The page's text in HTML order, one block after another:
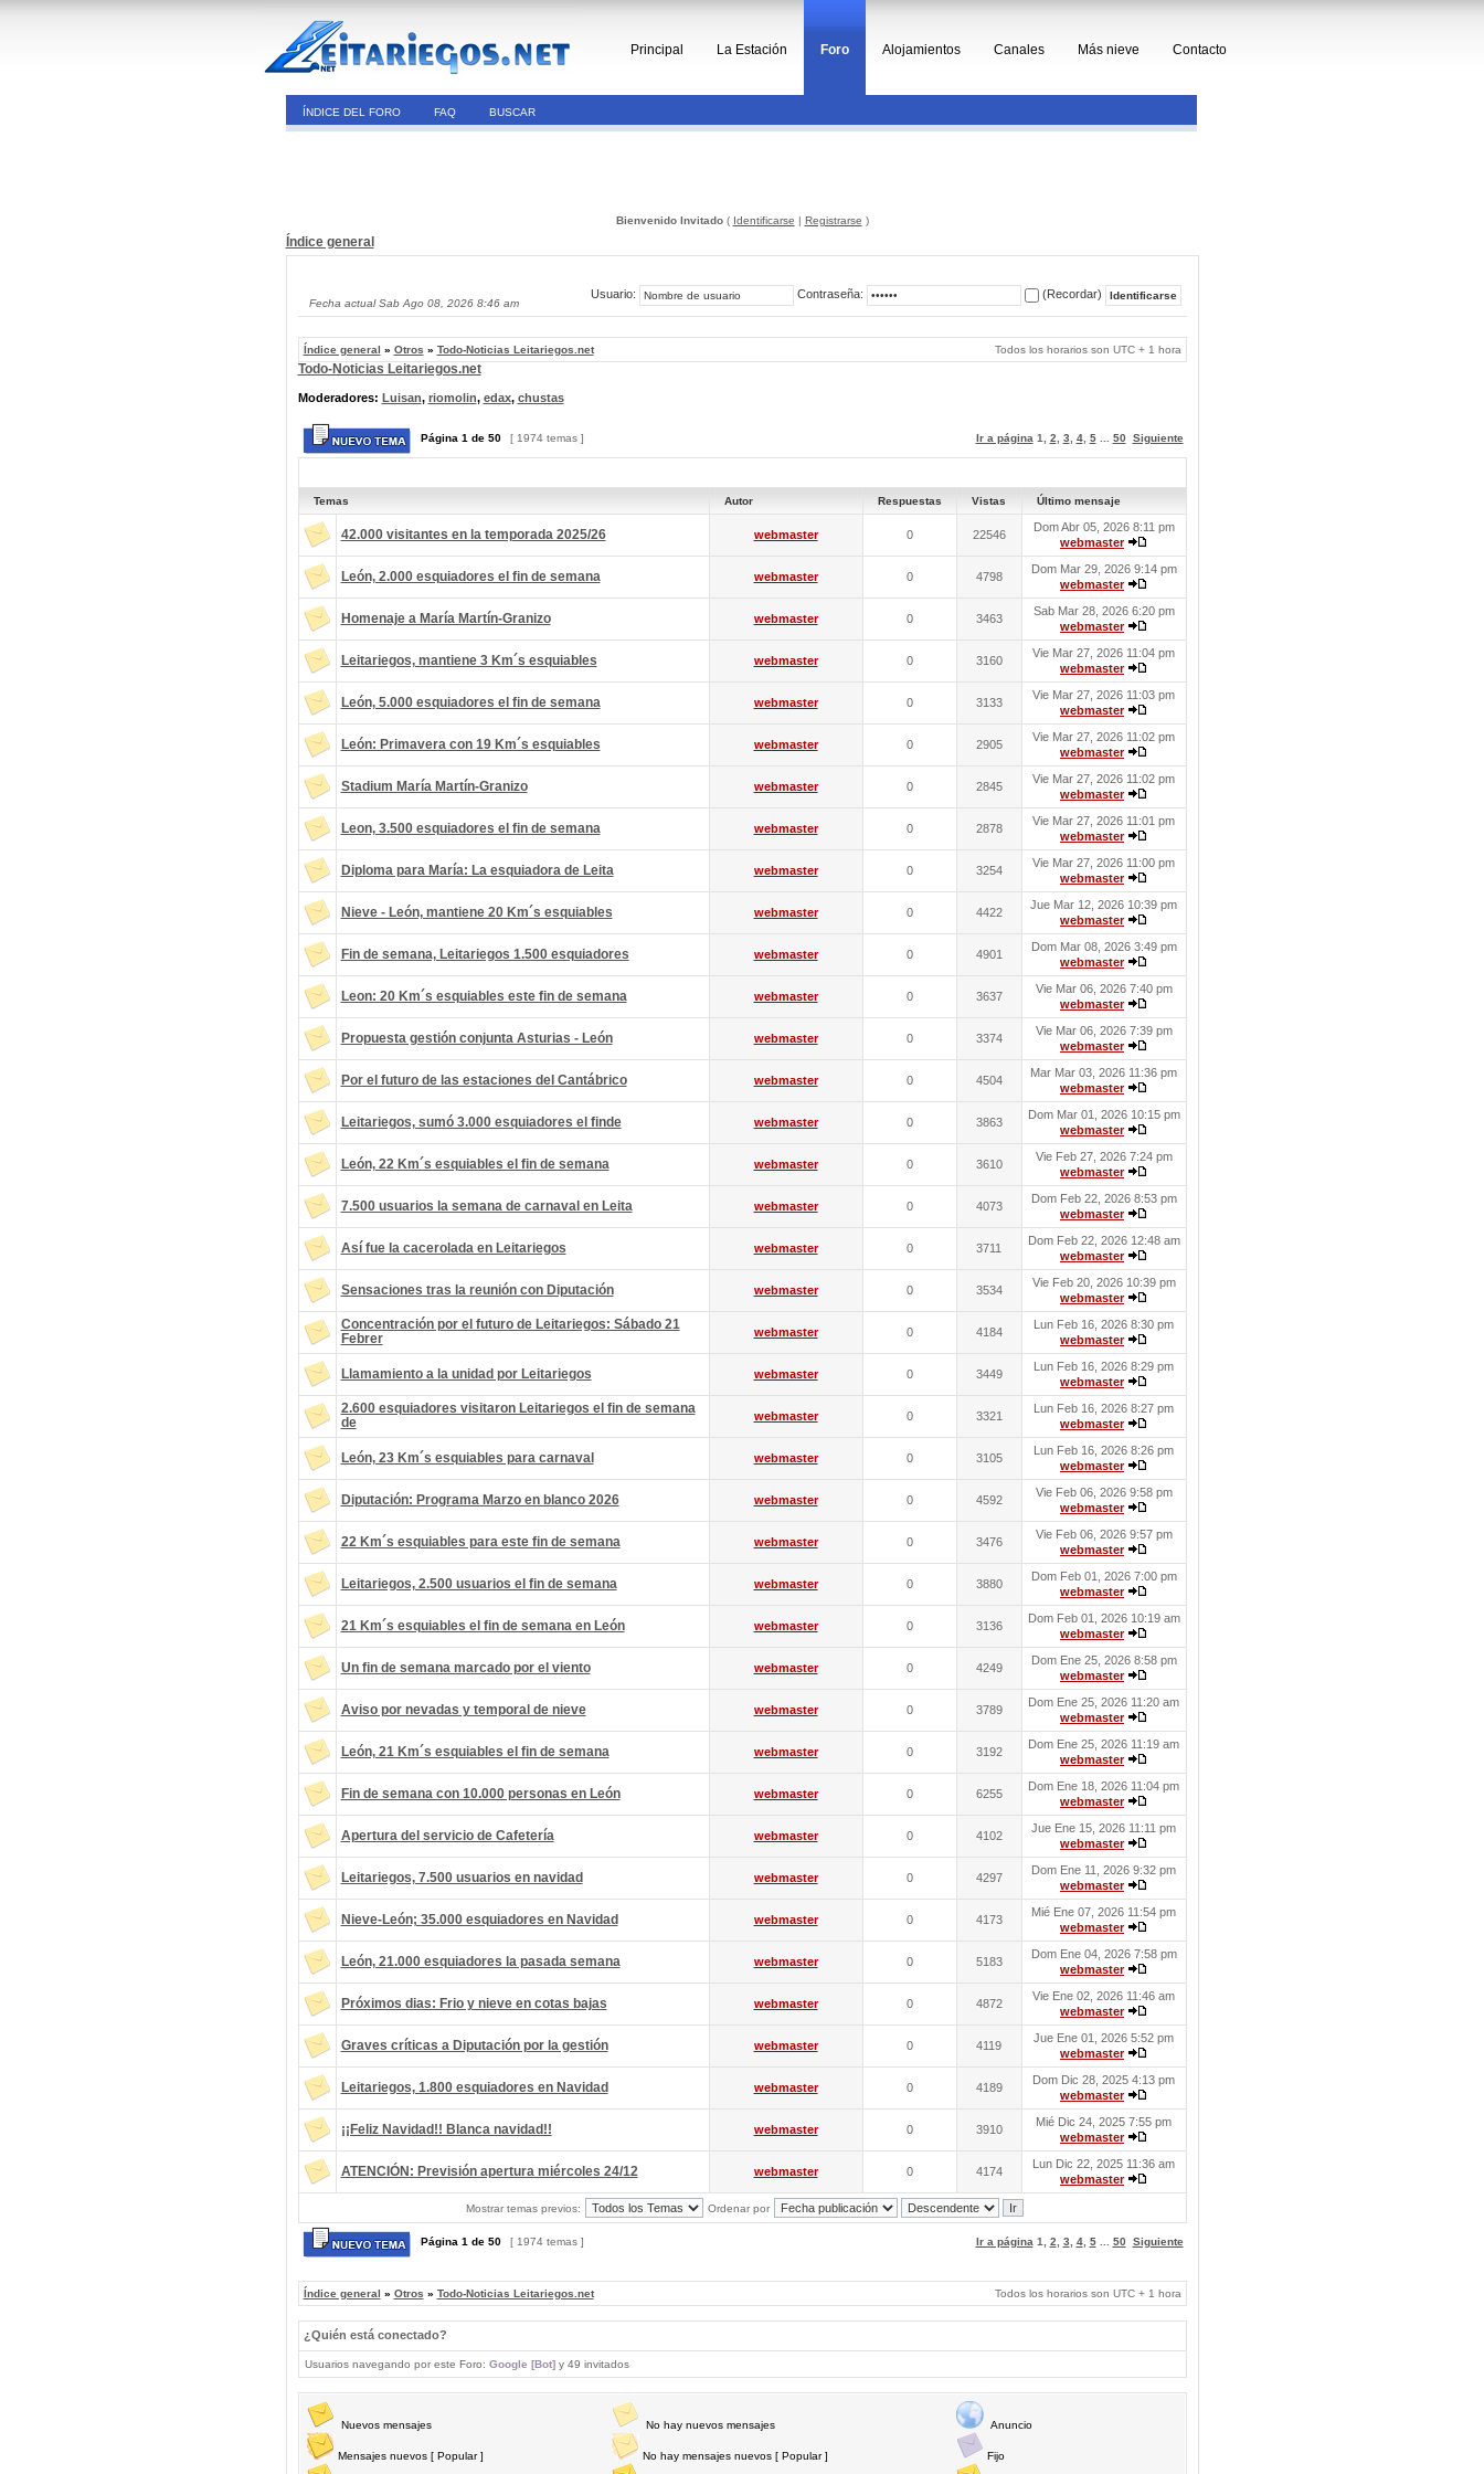
Principal La Estación Foro Alojamientos Canales Más nieve Contacto
ÍNDICE DEL FORO FAQ BUSCAR
Bienvenido Invitado( Identificarse | Registrarse )
Índice general
Fecha actual Sab Ago 08, 2026 8:46 am
Usuario: Contraseña: (Recordar)
Índice general » Otros » Todo-Noticias Leitariegos.net Todos los horarios son UTC + 1 hora
Todo-Noticias Leitariegos.net
Moderadores: Luisan, riomolin, edax, chustas
Página 1 de 50 [ 1974 temas ] Ir a página 1 2 3 4, 5... 50 Siguiente
Temas Autor Respuestas Vistas Último mensaje
42.000 visitantes en la temporada 2025/26 webmaster 0 22546
Dom Abr 05, 2026 8:11 pm
webmaster
León, 2.000 esquiadores el fin de semana webmaster 0 4798
Dom Mar 29, 2026 9:14 pm
webmaster
Homenaje a María Martín-Granizo webmaster 0 3463
Sab Mar 28, 2026 6:20 pm
webmaster
Leitariegos, mantiene 3 Km´s esquiables webmaster 0 3160
Vie Mar 27, 2026 11:04 pm
webmaster
León, 5.000 esquiadores el fin de semana webmaster 0 3133
Vie Mar 27, 2026 11:03 pm
webmaster
León: Primavera con 19 Km´s esquiables webmaster 0 2905
Vie Mar 27, 2026 11:02 pm
webmaster
Stadium María Martín-Granizo webmaster 0 2845
Vie Mar 27, 2026 11:02 pm
webmaster
Leon, 3.500 esquiadores el fin de semana webmaster 0 2878
Vie Mar 27, 2026 11:01 pm
webmaster
Diploma para María: La esquiadora de Leita webmaster 0 3254
Vie Mar 27, 2026 11:00 pm
webmaster
Nieve - León, mantiene 20 Km´s esquiables webmaster 0 4422
Jue Mar 12, 2026 10:39 pm
webmaster
Fin de semana, Leitariegos 1.500 esquiadores webmaster 0 4901
Dom Mar 08, 2026 3:49 pm
webmaster
Leon: 20 Km´s esquiables este fin de semana webmaster 0 3637
Vie Mar 06, 2026 7:40 pm
webmaster
Propuesta gestión conjunta Asturias - León webmaster 0 3374
Vie Mar 06, 2026 7:39 pm
webmaster
Por el futuro de las estaciones del Cantábrico webmaster 0 4504
Mar Mar 03, 2026 11:36 pm
webmaster
Leitariegos, sumó 3.000 esquiadores el finde webmaster 0 3863
Dom Mar 01, 2026 10:15 pm
webmaster
León, 22 Km´s esquiables el fin de semana webmaster 0 3610
Vie Feb 27, 2026 7:24 pm
webmaster
7.500 usuarios la semana de carnaval en Leita webmaster 0 4073
Dom Feb 22, 2026 8:53 pm
webmaster
Así fue la cacerolada en Leitariegos webmaster 0 3711
Dom Feb 22, 2026 12:48 am
webmaster
Sensaciones tras la reunión con Diputación webmaster 0 3534
Vie Feb 20, 2026 10:39 pm
webmaster
Concentración por el futuro de Leitariegos: Sábado 21
Febrer
webmaster 0 4184
Lun Feb 16, 2026 8:30 pm
webmaster
Llamamiento a la unidad por Leitariegos webmaster 0 3449
Lun Feb 16, 2026 8:29 pm
webmaster
2.600 esquiadores visitaron Leitariegos el fin de semana
de
webmaster 0 3321
Lun Feb 16, 2026 8:27 pm
webmaster
León, 23 Km´s esquiables para carnaval webmaster 0 3105
Lun Feb 16, 2026 8:26 pm
webmaster
Diputación: Programa Marzo en blanco 2026 webmaster 0 4592
Vie Feb 06, 2026 9:58 pm
webmaster
22 Km´s esquiables para este fin de semana webmaster 0 3476
Vie Feb 06, 2026 9:57 pm
webmaster
Leitariegos, 2.500 usuarios el fin de semana webmaster 0 3880
Dom Feb 01, 2026 7:00 pm
webmaster
21 Km´s esquiables el fin de semana en León webmaster 0 3136
Dom Feb 01, 2026 10:19 am
webmaster
Un fin de semana marcado por el viento webmaster 0 4249
Dom Ene 25, 2026 8:58 pm
webmaster
Aviso por nevadas y temporal de nieve webmaster 0 3789
Dom Ene 25, 2026 11:20 am
webmaster
León, 21 Km´s esquiables el fin de semana webmaster 0 3192
Dom Ene 25, 2026 11:19 am
webmaster
Fin de semana con 10.000 personas en León webmaster 0 6255
Dom Ene 18, 2026 11:04 pm
webmaster
Apertura del servicio de Cafetería webmaster 0 4102
Jue Ene 15, 2026 11:11 pm
webmaster
Leitariegos, 7.500 usuarios en navidad webmaster 0 4297
Dom Ene 11, 2026 9:32 pm
webmaster
Nieve-León; 35.000 esquiadores en Navidad webmaster 0 4173
Mié Ene 07, 2026 11:54 pm
webmaster
León, 21.000 esquiadores la pasada semana webmaster 0 5183
Dom Ene 04, 2026 7:58 pm
webmaster
Próximos dias: Frio y nieve en cotas bajas webmaster 0 4872
Vie Ene 02, 2026 11:46 am
webmaster
Graves críticas a Diputación por la gestión webmaster 0 4119
Jue Ene 01, 2026 5:52 pm
webmaster
Leitariegos, 1.800 esquiadores en Navidad webmaster 0 4189
Dom Dic 28, 2025 4:13 pm
webmaster
¡¡Feliz Navidad!! Blanca navidad!! webmaster 0 3910
Mié Dic 24, 2025 7:55 pm
webmaster
ATENCIÓN: Previsión apertura miércoles 24/12 webmaster 0 4174
Lun Dic 22, 2025 11:36 am
webmaster
Mostrar temas previos: Ordenar por
Página 1 de 50 [ 1974 temas ] Ir a página 1 2 3 4, 5... 50 Siguiente
Índice general » Otros » Todo-Noticias Leitariegos.net Todos los horarios son UTC + 1 hora
¿Quién está conectado?
Usuarios navegando por este Foro: Google [Bot]y 49 invitados
Nuevos mensajes
Mensajes nuevos [ Popular ]
No hay nuevos mensajes
No hay mensajes nuevos [ Popular ]
Anuncio
Fijo